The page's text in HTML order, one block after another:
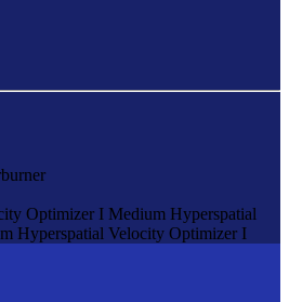
Optimizer I Medium Hyperspatial
Hyperspatial Velocity Optimizer I